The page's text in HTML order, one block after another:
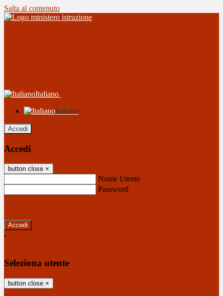
Salta al contenuto
Italiano
Italiano
Accedi
Accedi
button close ×
Nome Utente
Password
-
Seleziona utente
button close ×